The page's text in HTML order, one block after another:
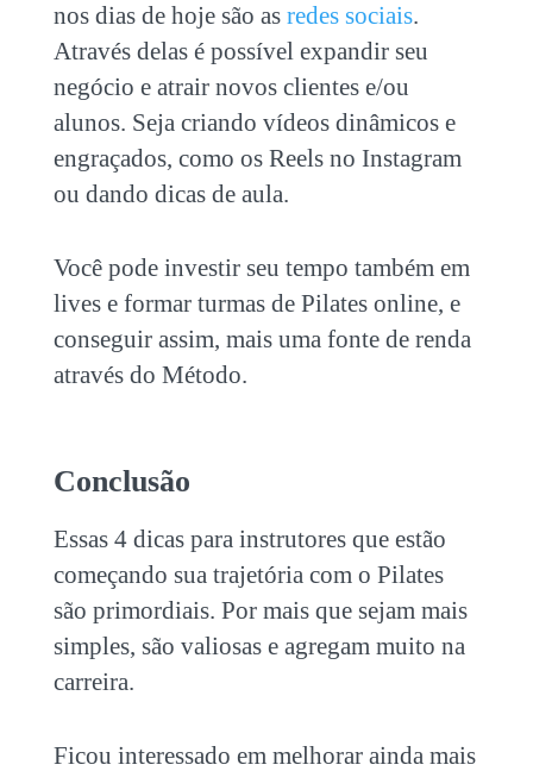
nos dias de hoje são as redes sociais.
Através delas é possível expandir seu
negócio e atrair novos clientes e/ou
alunos. Seja criando vídeos dinâmicos e
engraçados, como os Reels no Instagram
ou dando dicas de aula.
Você pode investir seu tempo também em
lives e formar turmas de Pilates online, e
conseguir assim, mais uma fonte de renda
através do Método.
Conclusão
Essas 4 dicas para instrutoresque estão
começando sua trajetória com o Pilates
são primordiais. Por mais que sejam mais
simples, são valiosas e agregam muito na
carreira.
Ficou interessado em melhorar ainda mais